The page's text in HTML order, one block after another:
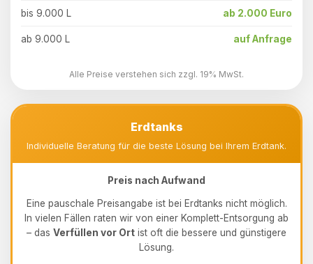
bis 9.000 L ab 2.000 Euro
ab 9.000 L auf Anfrage
Alle Preise verstehen sich zzgl. 19% MwSt.
Erdtanks
Individuelle Beratung für die beste Lösung bei Ihrem Erdtank.
Preis nach Aufwand
Eine pauschale Preisangabe ist bei Erdtanks nicht möglich.
In vielen Fällen raten wir von einer Komplett-Entsorgung ab
– das Verfüllen vor Ort ist oft die bessere und günstigere
Lösung.